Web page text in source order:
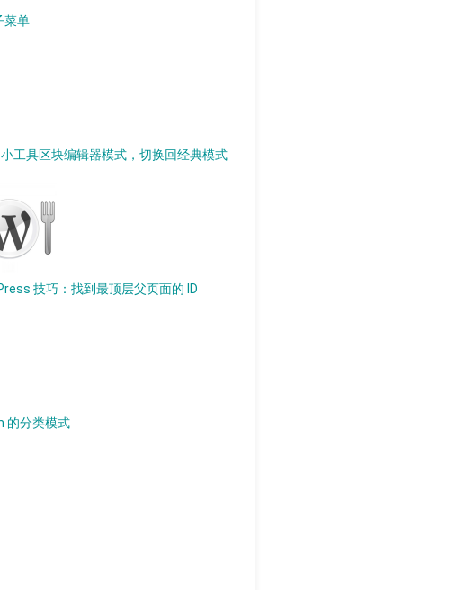
菜单
工具区块编辑器模式，切换回经典模式
技巧：找到最顶层父页面的 ID
的分类模式